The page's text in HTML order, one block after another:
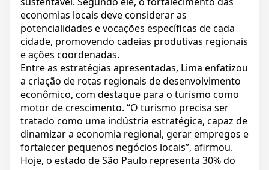
economias locais deve considerar as
potencialidades e vocações específicas de cada
cidade, promovendo cadeias produtivas regionais
e ações coordenadas.
Entre as estratégias apresentadas, Lima enfatizou
a criação de rotas regionais de desenvolvimento
econômico, com destaque para o turismo como
motor de crescimento. “O turismo precisa ser
tratado como uma indústria estratégica, capaz de
dinamizar a economia regional, gerar empregos e
fortalecer pequenos negócios locais”, afirmou.
Hoje, o estado de São Paulo representa 30% do